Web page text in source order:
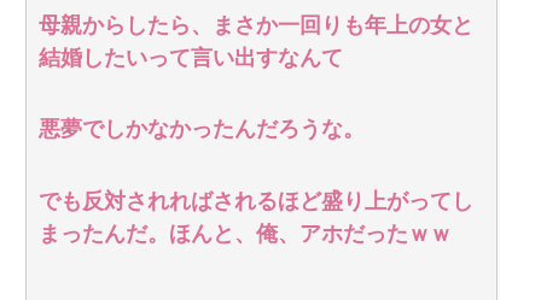
母親からしたら、まさか一回りも年上の女と
結婚したいって言い出すなんて
悪夢でしかなかったんだろうな。
でも反対されればされるほど盛り上がってし
まったんだ。ほんと、俺、アホだったｗｗ